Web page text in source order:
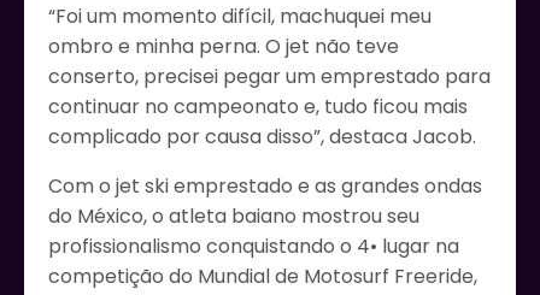
“Foi um momento difícil, machuquei meu
ombro e minha perna. O jet não teve
conserto, precisei pegar um emprestado para
continuar no campeonato e, tudo ficou mais
complicado por causa disso”, destaca Jacob.
Com o jet ski emprestado e as grandes ondas
do México, o atleta baiano mostrou seu
profissionalismo conquistando o 4• lugar na
competição do Mundial de Motosurf Freeride,